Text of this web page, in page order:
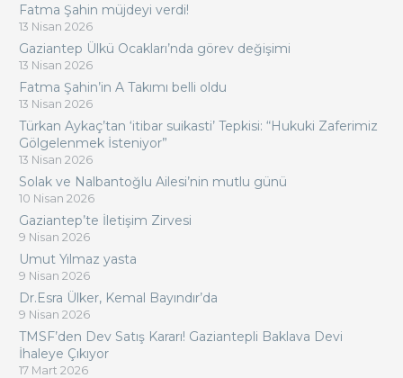
Fatma Şahin müjdeyi verdi!
13 Nisan 2026
Gaziantep Ülkü Ocakları’nda görev değişimi
13 Nisan 2026
Fatma Şahin’in A Takımı belli oldu
13 Nisan 2026
Türkan Aykaç’tan ‘itibar suikasti’ Tepkisi: “Hukuki Zaferimiz
Gölgelenmek İsteniyor”
13 Nisan 2026
Solak ve Nalbantoğlu Ailesi’nin mutlu günü
10 Nisan 2026
Gaziantep’te İletişim Zirvesi
9 Nisan 2026
Umut Yılmaz yasta
9 Nisan 2026
Dr.Esra Ülker, Kemal Bayındır’da
9 Nisan 2026
TMSF’den Dev Satış Kararı! Gaziantepli Baklava Devi
İhaleye Çıkıyor
17 Mart 2026